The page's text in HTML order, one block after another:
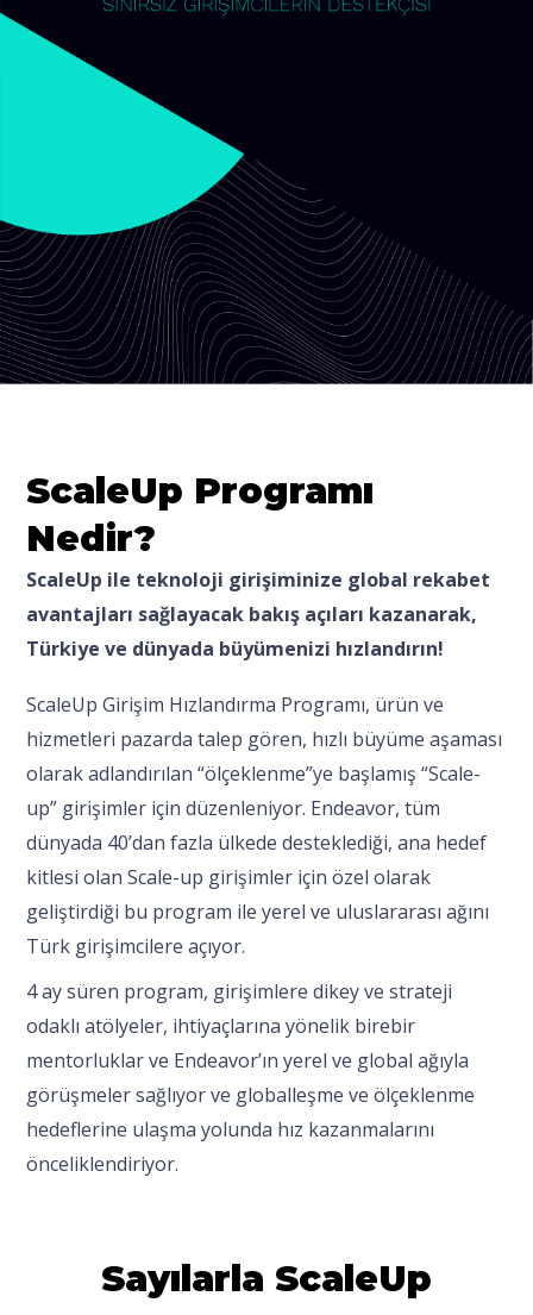
ScaleUp Programı
Nedir?
ScaleUp ile teknoloji girişiminize global rekabet
avantajları sağlayacak bakış açıları kazanarak,
Türkiye ve dünyada büyümenizi hızlandırın!
ScaleUp Girişim Hızlandırma Programı, ürün ve
hizmetleri pazarda talep gören, hızlı büyüme aşaması
olarak adlandırılan “ölçeklenme”ye başlamış “Scale-
up” girişimler için düzenleniyor. Endeavor, tüm
dünyada 40’dan fazla ülkede desteklediği, ana hedef
kitlesi olan Scale-up girişimler için özel olarak
geliştirdiği bu program ile yerel ve uluslararası ağını
Türk girişimcilere açıyor.
4 ay süren program, girişimlere dikey ve strateji
odaklı atölyeler, ihtiyaçlarına yönelik birebir
mentorluklar ve Endeavor’ın yerel ve global ağıyla
görüşmeler sağlıyor ve globalleşme ve ölçeklenme
hedeflerine ulaşma yolunda hız kazanmalarını
önceliklendiriyor.
Sayılarla ScaleUp